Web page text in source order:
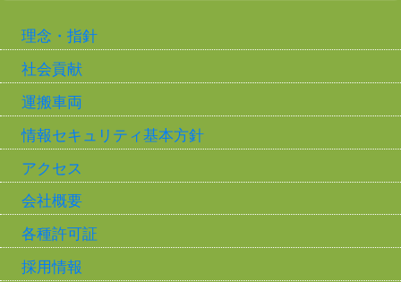
理念・指針
社会貢献
運搬車両
情報セキュリティ基本方針
アクセス
会社概要
各種許可証
採用情報